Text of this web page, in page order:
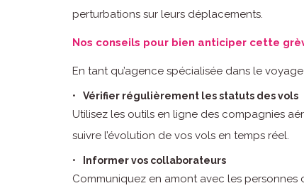
perturbations sur leurs déplacements.
Nos conseils pour bien anticiper cette
En tant qu’agence spécialisée dans le voyage
Vérifier régulièrement les statuts des vols
Utilisez les outils en ligne des compagnies
suivre l’évolution de vos vols en temps réel.
Informer vos collaborateurs
Communiquez en amont avec les